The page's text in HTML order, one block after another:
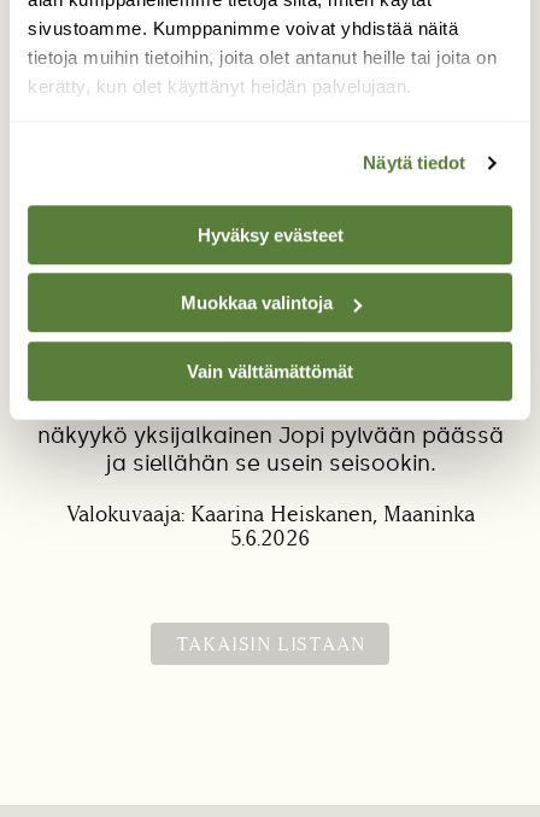
sivustoamme. Kumppanimme voivat yhdistää näitä
tietoja muihin tietoihin, joita olet antanut heille tai joita on
kerätty, kun olet käyttänyt heidän palvelujaan.
Näytä tiedot
Hyväksy evästeet
Muokkaa valintoja
Vain välttämättömät
Yksijalkainen Jopi
Jopi-kalalokki tuli jälleen tuttuihin maisemiin.
Nyt on jo 12. kerta, kun se keväällä 18.4-26
ilmestyi taas naapuriin Tertun luo Tiinansa
pakastimesta tervetuliaiseksi tuttuun
tapaan. Ohi kulkiessani katselen aina,
näkyykö yksijalkainen Jopi pylvään päässä
ja siellähän se usein seisookin.
Valokuvaaja: Kaarina Heiskanen, Maaninka
5.6.2026
TAKAISIN LISTAAN